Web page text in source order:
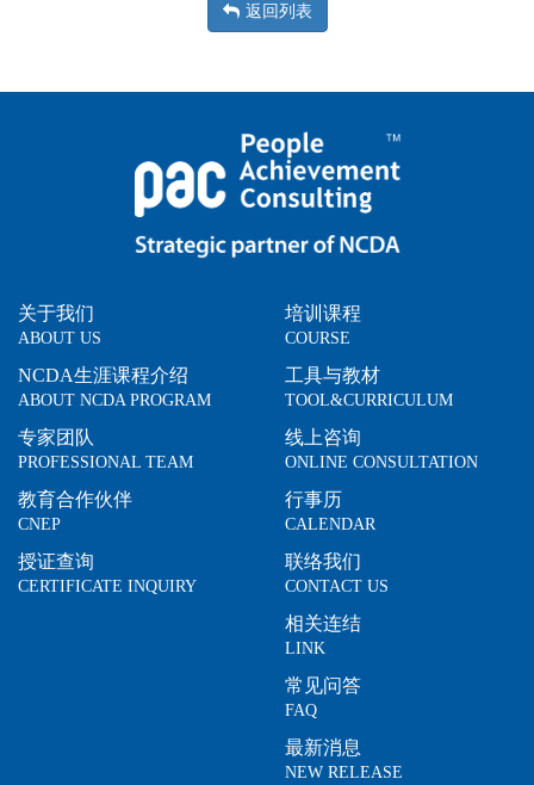
返回列表
关于我们
ABOUT US
NCDA生涯课程介绍
ABOUT NCDA PROGRAM
专家团队
PROFESSIONAL TEAM
教育合作伙伴
CNEP
授证查询
CERTIFICATE INQUIRY
培训课程
COURSE
工具与教材
TOOL&CURRICULUM
线上咨询
ONLINE CONSULTATION
行事历
CALENDAR
联络我们
CONTACT US
相关连结
LINK
常见问答
FAQ
最新消息
NEW RELEASE